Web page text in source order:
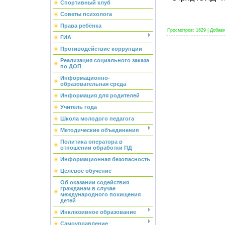
Спортивный клуб
Советы психолога
Права ребёнка
ГИА
Противодействие коррупции
Реализация социального заказа
по ДОП
Информационно-
образовательная среда
Информация для родителей
Учитель года
Школа молодого педагога
Методические объединения
Политика оператора в
отношении обработки ПД
Информационная безопасность
Целевое обучение
Об оказании содействия
гражданам в случае
международного похищения
детей
Инклюзивное образование
Самоуправление
Просмотров: 1629|